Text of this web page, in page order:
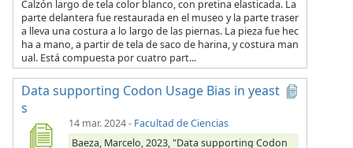
Calzón largo de tela color blanco, con pretina elasticada. La
parte delantera fue restaurada en el museo y la parte traser
a lleva una costura a lo largo de las piernas. La pieza fue hec
ha a mano, a partir de tela de saco de harina, y costura man
ual. Está compuesta por cuatro part...
Data supporting Codon Usage Bias in yeast
s
14 mar. 2024- Facultad de Ciencias
Baeza, Marcelo, 2023, "Data supporting Codon